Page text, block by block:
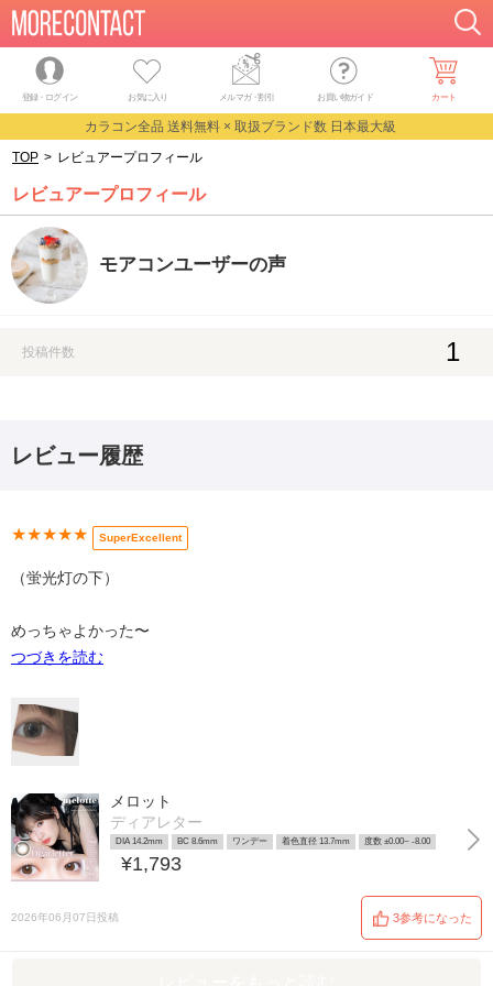
登録・ログイン お気に入り メルマガ・割引 お買い物ガイド カート
カラコン全品 送料無料 × 取扱ブランド数 日本最大級
TOP > レビュアープロフィール
レビュアープロフィール
モアコンユーザーの声
投稿件数 1
レビュー履歴
★★★★★ SuperExcellent
（蛍光灯の下）
めっちゃよかった〜
つづきを読む
メロット
ディアレター
DIA 14.2mm BC 8.6mm ワンデー 着色直径 13.7mm 度数 ±0.00~ -8.00
¥1,793
2026年06月07日投稿 3参考になった